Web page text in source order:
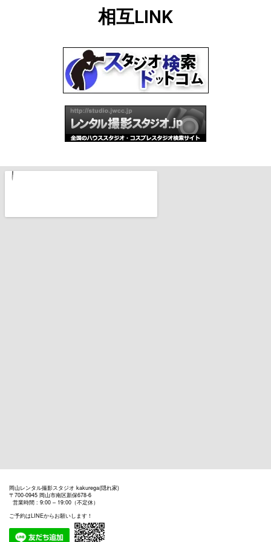
相互LINK
岡山レンタル撮影スタジオ kakurega(隠れ家)
〒700-0945 岡山市南区新保678-6
営業時間 : 9:00 – 19:00（不定休）
ご予約はLINEからお願いします！